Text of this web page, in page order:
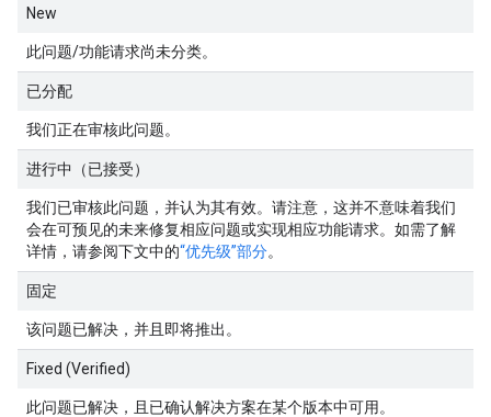
New
此问题/功能请求尚未分类。
已分配
我们正在审核此问题。
进行中（已接受）
我们已审核此问题，并认为其有效。请注意，这并不意味着我们
会在可预见的未来修复相应问题或实现相应功能请求。如需了解
详情，请参阅下文中的“优先级”部分。
固定
该问题已解决，并且即将推出。
Fixed (Verified)
此问题已解决，且已确认解决方案在某个版本中可用。